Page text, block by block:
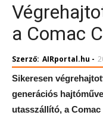
a Comac
Szerző: AIRportal.hu -
Sikeresen
generációs
utasszállító, a